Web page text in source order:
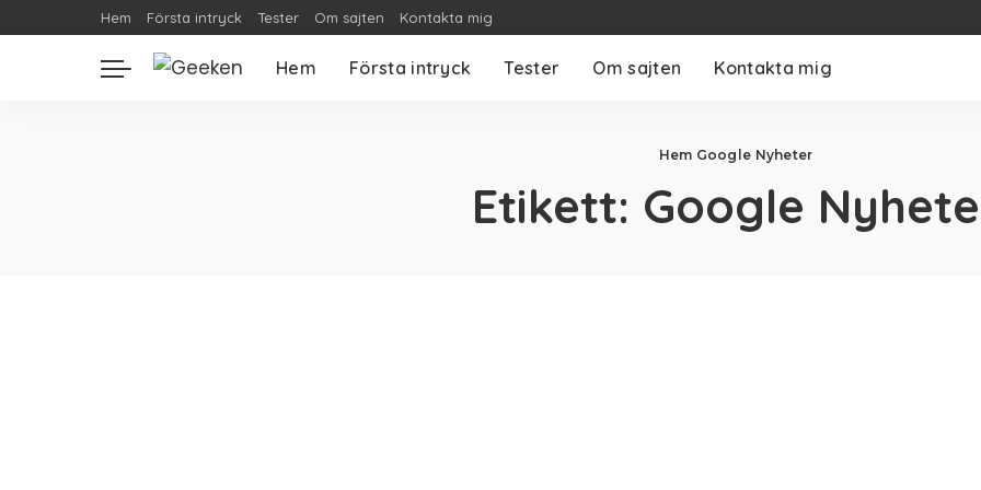
Hem Första intryck Tester Om sajten Kontakta mig
Hem Första intryck Tester Om sajten Kontakta mig
Hem Google Nyheter
Etikett: Google